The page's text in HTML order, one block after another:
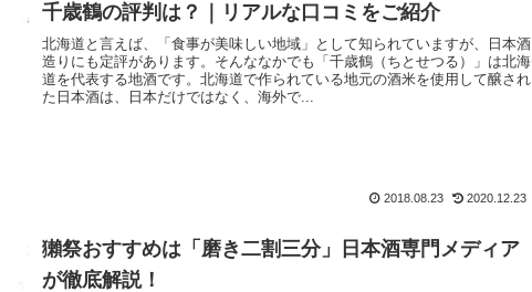
千歳鶴の評判は？｜リアルな口コミをご紹介
北海道と言えば、「食事が美味しい地域」として知られていますが、日本酒
造りにも定評があります。そんななかでも「千歳鶴（ちとせつる）」は北海
道を代表する地酒です。北海道で作られている地元の酒米を使用して醸され
た日本酒は、日本だけではなく、海外で...
2018.08.23 2020.12.23
獺祭おすすめは「磨き二割三分」日本酒専門メディア
が徹底解説！